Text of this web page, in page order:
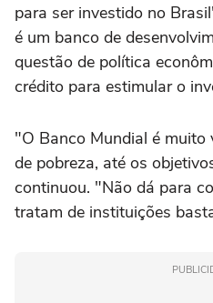
para ser investido no
é um banco de
questão de política
crédito para estimular o
"O Banco Mundial é
de pobreza, até os
continuou. "Não dá para
tratam de instituições